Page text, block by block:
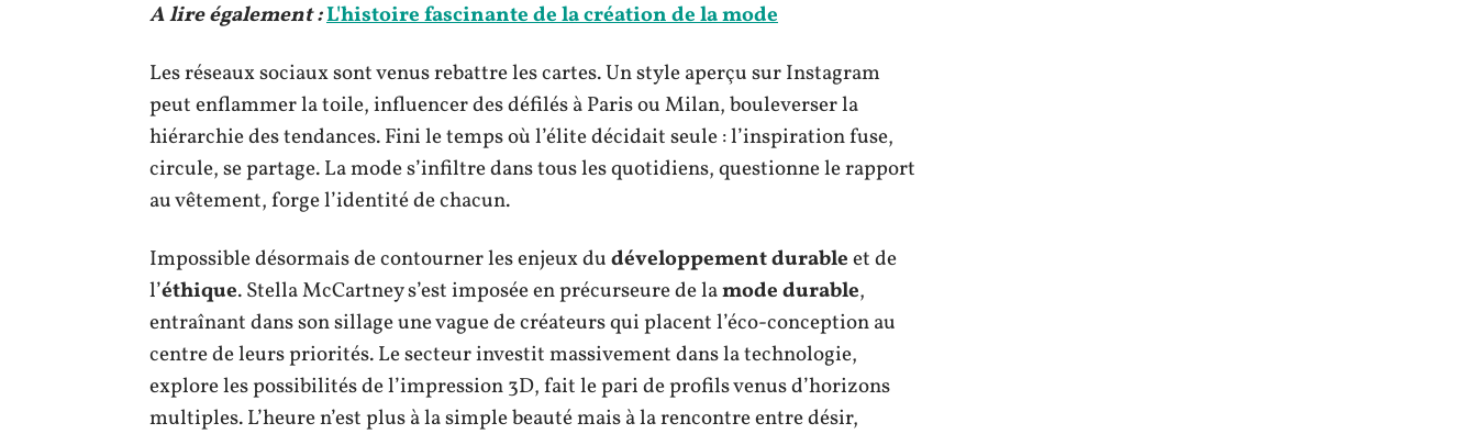
A lire également :L'histoire fascinante de la création de la mode
Les réseaux sociaux sont venus rebattre les cartes. Un style aperçu sur Instagram
peut enflammer la toile, influencer des défilés à Paris ou Milan, bouleverser la
hiérarchie des tendances. Fini le temps où l’élite décidait seule : l’inspiration fuse,
circule, se partage. La mode s’infiltre dans tous les quotidiens, questionne le rapport
au vêtement, forge l’identité de chacun.
Impossible désormais de contourner les enjeux dudéveloppement durableet de
l’éthique. Stella McCartney s’est imposée en précurseure de lamode durable,
entraînant dans son sillage une vague de créateurs qui placent l’éco-conception au
centre de leurs priorités. Le secteur investit massivement dans la technologie,
explore les possibilités de l’impression 3D, fait le pari de profils venus d’horizons
multiples. L’heure n’est plus à la simple beauté mais à la rencontre entre désir,